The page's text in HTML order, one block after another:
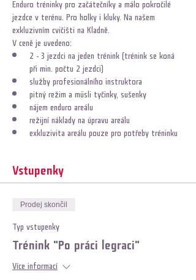
jezdce v terénu. Pro holky i kluky. Na našem
exkluzivním cvičišti na Kladně.
V ceně je uvedeno:
2 - 3 jezdci na jeden trénink (trénink se koná
při min. počtu 2 jezdci)
služby profesionálního instruktora
pitný režim a müsli tyčinky, sušenky
nájem enduro areálu
režijní náklady na úpravu areálu
exkluzivita areálu pouze pro potřeby tréninku
Vstupenky
Prodej skončil
Typ vstupenky
Trénink "Po práci legraci"
Více informací